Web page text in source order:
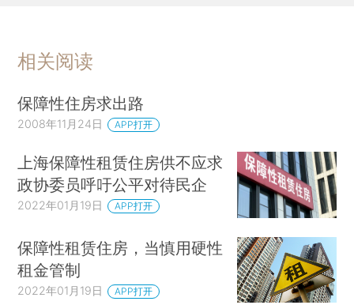
相关阅读
保障性住房求出路
2008年11月24日 APP打开
上海保障性租赁住房供不应求
政协委员呼吁公平对待民企
2022年01月19日 APP打开
保障性租赁住房，当慎用硬性
租金管制
2022年01月19日 APP打开